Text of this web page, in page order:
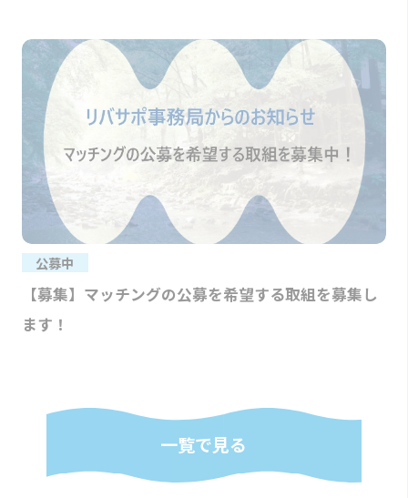
公募中
【募集】マッチングの公募を希望する取組を募集し
ます！
一覧で見る